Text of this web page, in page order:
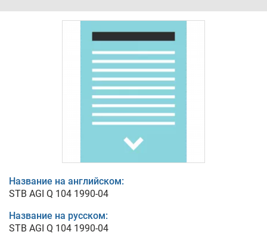
Название на английском:
STB AGI Q 104 1990-04
Название на русском:
STB AGI Q 104 1990-04